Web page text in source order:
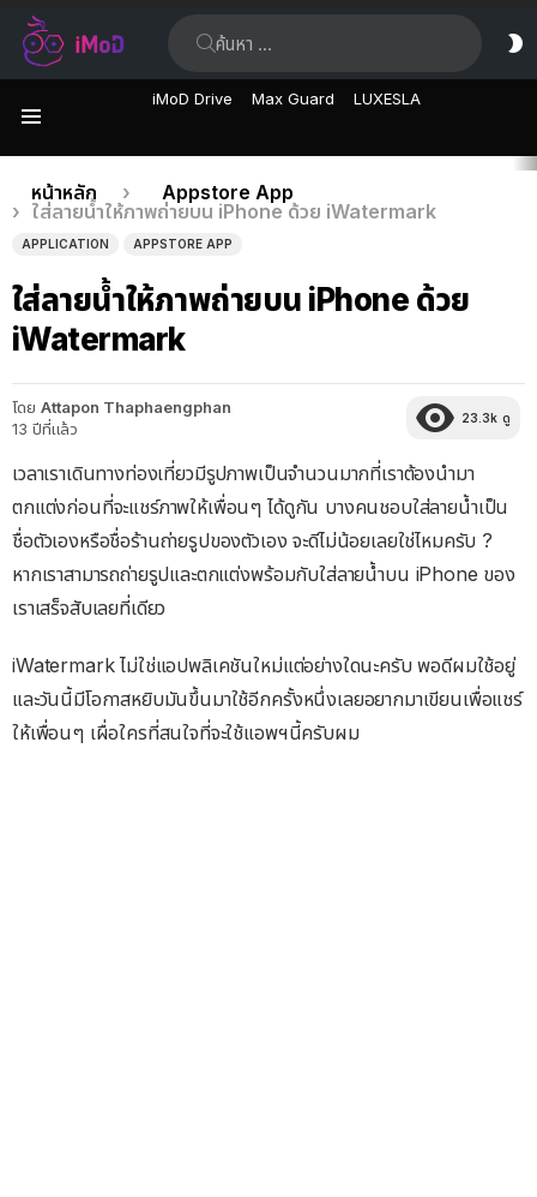
iMoD Drive Max Guard LUXESLA
เรื่อง
ล่าสุด
คุณอยู่ที่นี่:
หน้าหลัก
Appstore App
ใส่ลายน้ำให้ภาพถ่ายบน iPhone ด้วย iWatermark
APPLICATION APPSTORE APP
ใส่ลายน้ำให้ภาพถ่ายบน iPhone ด้วย
iWatermark
โดย Attapon Thaphaengphan
13 ปีที่แล้ว
23.3k ดู
เวลาเราเดินทางท่องเที่ยวมีรูปภาพเป็นจำนวนมากที่เราต้องนำมา
ตกแต่งก่อนที่จะแชร์ภาพให้เพื่อนๆ ได้ดูกัน บางคนชอบใส่ลายน้ำเป็น
ชื่อตัวเองหรือชื่อร้านถ่ายรูปของตัวเอง จะดีไม่น้อยเลยใช่ไหมครับ ?
หากเราสามารถถ่ายรูปและตกแต่งพร้อมกับใส่ลายน้ำบน iPhone ของ
เราเสร็จสับเลยที่เดียว
iWatermark ไม่ใช่แอปพลิเคชันใหม่แต่อย่างใดนะครับ พอดีผมใช้อยู่
และวันนี้มีโอกาสหยิบมันขึ้นมาใช้อีกครั้งหนึ่งเลยอยากมาเขียนเพื่อแชร์
ให้เพื่อนๆ เผื่อใครที่สนใจที่จะใช้แอพฯนี้ครับผม